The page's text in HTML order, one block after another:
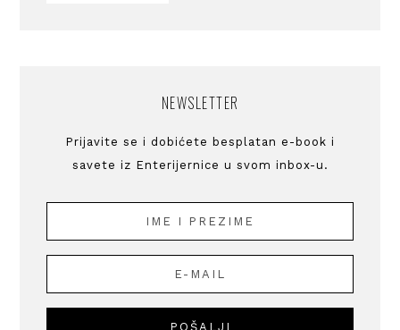
NEWSLETTER
Prijavite se i dobićete besplatan e-book i
savete iz Enterijernice u svom inbox-u.